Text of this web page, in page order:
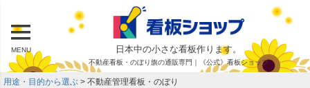
MENU 日本中の小さな看板作ります。
不動産看板・のぼり旗の通販専門｜《公式》看板ショップ
用途・目的から選ぶ 不動産管理看板・のぼり